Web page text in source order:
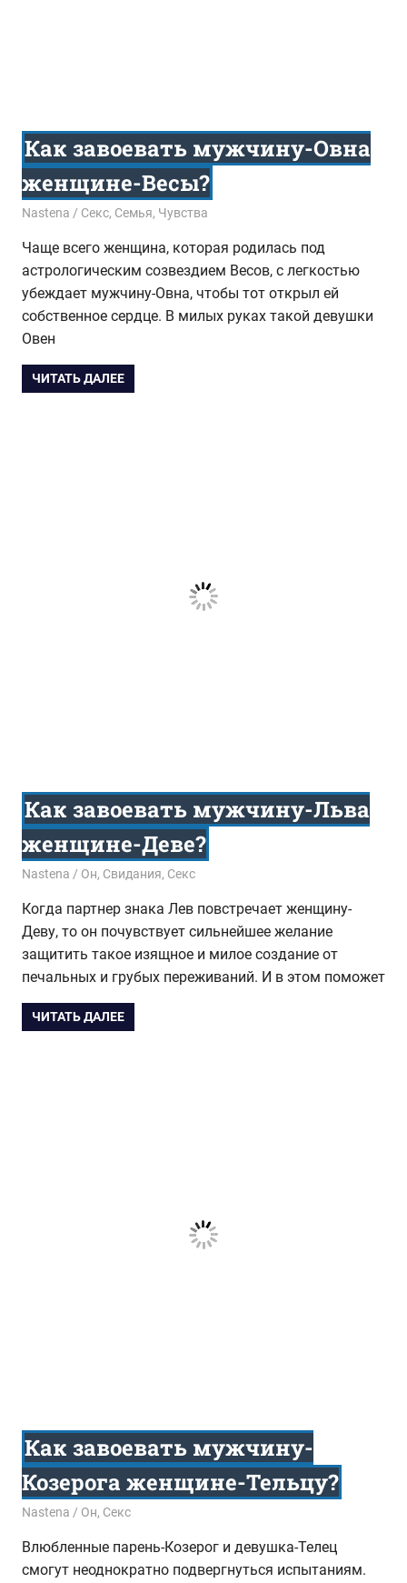
Как завоевать мужчину-Овна
женщине-Весы?
18.09.2016
Nastena Секс, Семья, Чувства
Чаще всего женщина, которая родилась под
астрологическим созвездием Весов, с легкостью
убеждает мужчину-Овна, чтобы тот открыл ей
собственное сердце. В милых руках такой девушки
Овен
ЧИТАТЬ ДАЛЕЕ
Как завоевать мужчину-Льва
женщине-Деве?
05.09.2016
Nastena Он, Свидания, Секс
Когда партнер знака Лев повстречает женщину-
Деву, то он почувствует сильнейшее желание
защитить такое изящное и милое создание от
печальных и грубых переживаний. И в этом поможет
ЧИТАТЬ ДАЛЕЕ
Как завоевать мужчину-
Козерога женщине-Тельцу?
02.09.2016
Nastena Он, Секс
Влюбленные парень-Козерог и девушка-Телец
смогут неоднократно подвергнуться испытаниям.